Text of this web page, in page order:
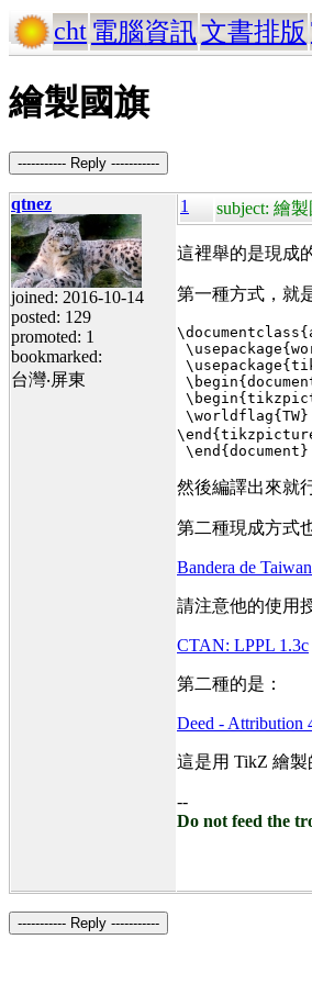
cht 電腦資訊文書排版
繪製國旗
----------- Reply -----------
qtnez
joined: 2016-10-14
posted: 129
promoted: 1
bookmarked:
台灣‧屏東
1 subject: 繪
這裡舉的是現成
第一種方式，就
\ begin
\ begin
\worldflag{TW}
\end
\end {document}
然後編譯出來就
第二種現成方式
Bandera de
請注意他的使用
CTAN: LPPL 1.3c
第二種的是：
Deed - Attribution
這是用 TikZ 繪製
--
Do not feed the
----------- Reply -----------